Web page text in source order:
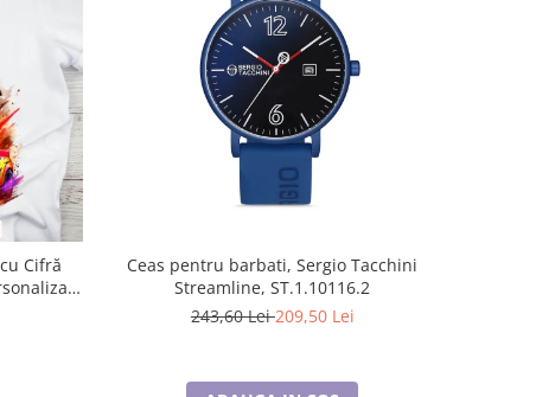
Ceas pentru barbati, Sergio Tacchini
Streamline, ST.1.10116.2
243,60 Lei209,50 Lei